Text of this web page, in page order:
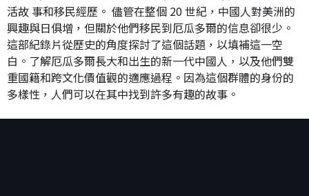
活故 事和移民經歷。 儘管在整個 20 世紀，中國人對美洲的
興趣與日俱增，但關於他們移民到厄瓜多爾的信息卻很少。
這部紀錄片從歷史的角度探討了這個話題，以填補這一空
白。了解厄瓜多爾長大和出生的新一代中國人，以及他們雙
重國籍和跨文化價值觀的適應過程。因為這個群體的身份的
多樣性，人們可以在其中找到許多有趣的故事。